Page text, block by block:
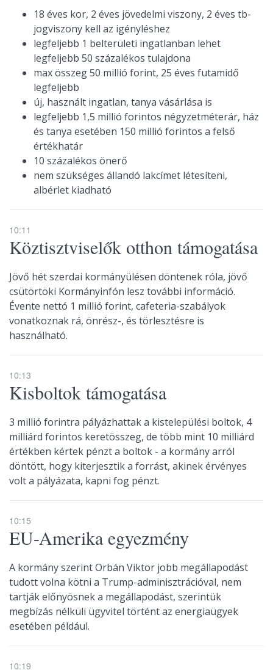
18 éves kor, 2 éves jövedelmi viszony, 2 éves tb-
jogviszony kell az igényléshez
legfeljebb 1 belterületi ingatlanban lehet
legfeljebb 50 százalékos tulajdona
max összeg 50 millió forint, 25 éves futamidő
legfeljebb
új, használt ingatlan, tanya vásárlása is
legfeljebb 1,5 millió forintos négyzetméterár, ház
és tanya esetében 150 millió forintos a felső
értékhatár
10 százalékos önerő
nem szükséges állandó lakcímet létesíteni,
albérlet kiadható
10:11
Köztisztviselők otthon támogatása
Jövő hét szerdai kormányülésen döntenek róla, jövő
csütörtöki Kormányinfón lesz további információ.
Évente nettó 1 millió forint, cafeteria-szabályok
vonatkoznak rá, önrész-, és törlesztésre is
használható.
10:13
Kisboltok támogatása
3 millió forintra pályázhattak a kistelepülési boltok, 4
milliárd forintos keretösszeg, de több mint 10 milliárd
értékben kértek pénzt a boltok - a kormány arról
döntött, hogy kiterjesztik a forrást, akinek érvényes
volt a pályázata, kapni fog pénzt.
10:15
EU-Amerika egyezmény
A kormány szerint Orbán Viktor jobb megállapodást
tudott volna kötni a Trump-adminisztrációval, nem
tartják előnyösnek a megállapodást, szerintük
megbízás nélküli ügyvitel történt az energiaügyek
esetében például.
10:19